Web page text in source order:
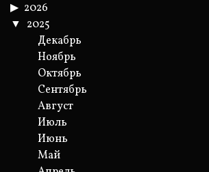
2026
2025
Декабрь
Ноябрь
Октябрь
Сентябрь
Август
Июль
Июнь
Май